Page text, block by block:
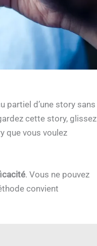
partiel d’une story sans
cette story, glissez
que vous voulez
. Vous ne pouvez
convient